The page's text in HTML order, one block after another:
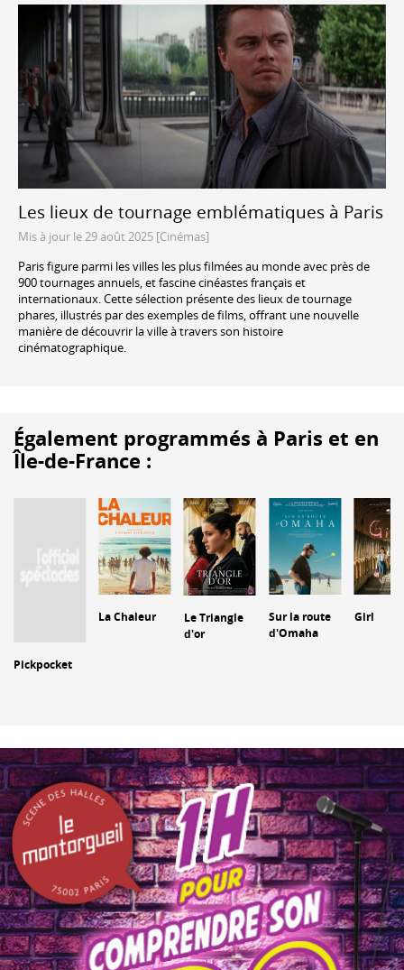
Les lieux de tournage emblématiques à Paris
Mis à jour le 29 août 2025 [Cinémas]
Paris figure parmi les villes les plus filmées au monde avec près de
900 tournages annuels, et fascine cinéastes français et
internationaux. Cette sélection présente des lieux de tournage
phares, illustrés par des exemples de films, offrant une nouvelle
manière de découvrir la ville à travers son histoire
cinématographique.
Également programmés à Paris et en
Île-de-France :
Pickpocket
La Chaleur
Le Triangle
d'or
Sur la route
d'Omaha
Girl